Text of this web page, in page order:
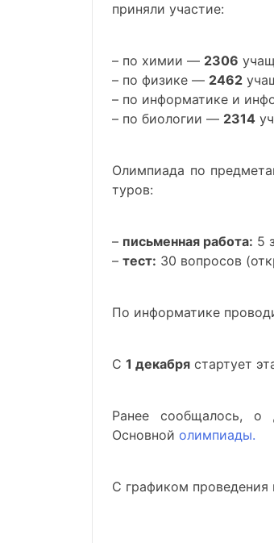
приняли участие:
– по химии — 2306
– по физике — 2462
– по информатике и
– по биологии — 2314
Олимпиада по
туров:
– письменная работа: 5
– тест: 30 вопросов
По информатике
С 1 декабря стартует
Ранее сообщалось, о
Основной олимпиады.
С графиком